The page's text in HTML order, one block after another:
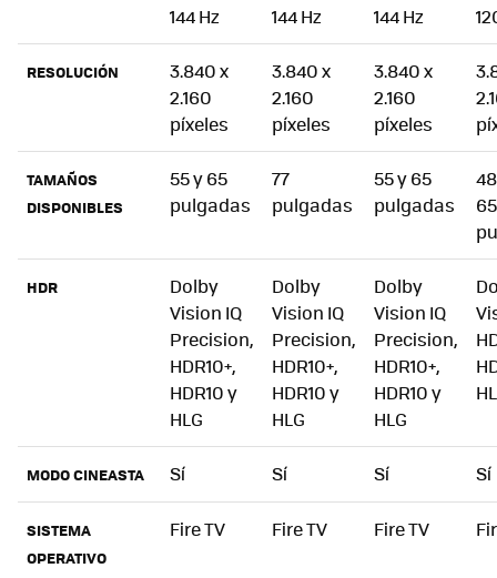
144 Hz
144 Hz
144 Hz
RESOLUCIÓN
3.840 x
2.160
píxeles
3.840 x
2.160
píxeles
3.840 x
2.160
píxeles
TAMAÑOS
DISPONIBLES
55 y 65
pulgadas
77
pulgadas
55 y 65
pulgadas
65
HDR
Dolby
Vision IQ
Precision,
HDR10+,
HDR10 y
HLG
Dolby
Vision IQ
Precision,
HDR10+,
HDR10 y
HLG
Dolby
Vision IQ
Precision,
HDR10+,
HDR10 y
HLG
MODO CINEASTA Sí Sí Sí Sí
SISTEMA
OPERATIVO
Fire TV Fire TV Fire TV